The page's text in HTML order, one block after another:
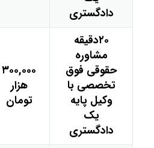
دادگستری
۲۰دقیقه
مشاوره
حقوقی فوق
تخصصی با
وکیل پایه
یک
دادگستری
۳۰۰,۰۰۰
هزار
تومان